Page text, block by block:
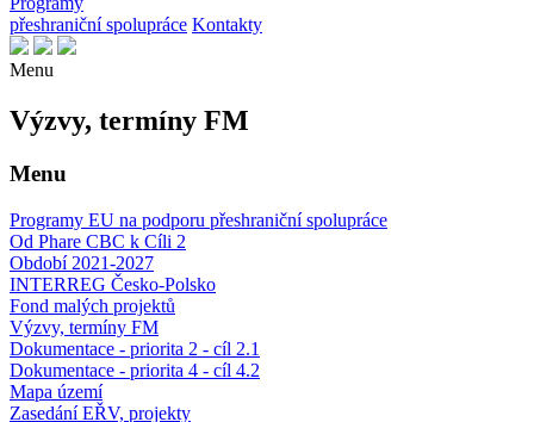
přeshraniční spolupráce Kontakty
Menu
Výzvy, termíny FM
Menu
Programy EU na podporu přeshraniční spolupráce
Od Phare CBC k Cíli 2
Období 2021-2027
INTERREG Česko-Polsko
Fond malých projektů
Výzvy, termíny FM
Dokumentace - priorita 2 - cíl 2.1
Dokumentace - priorita 4 - cíl 4.2
Mapa území
Zasedání EŘV, projekty